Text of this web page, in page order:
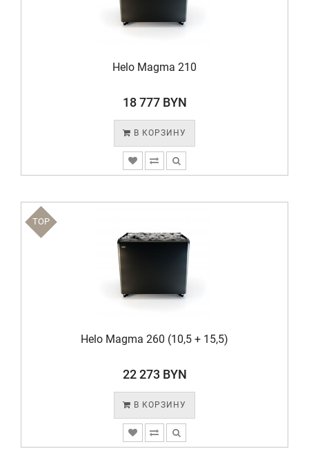
Helo Magma 210
18 777 BYN
В КОРЗИНУ
TOP
Helo Magma 260 (10,5 + 15,5)
22 273 BYN
В КОРЗИНУ